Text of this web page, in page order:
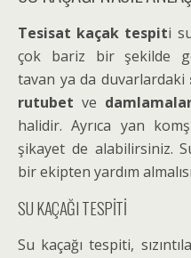
Tesisat kaçak tespiti
çok bariz bir şekilde
tavan ya da duvarlardaki
rutubet ve
halidir. Ayrıca yan
şikayet de alabilirsiniz.
bir ekipten yardım
SU KAÇAĞI TESPİTİ
Su kaçağı tespiti,